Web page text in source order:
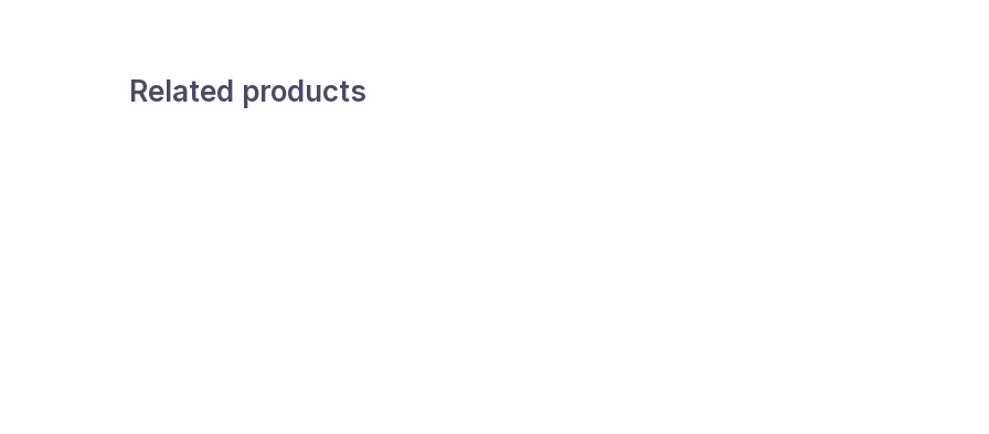
Related products